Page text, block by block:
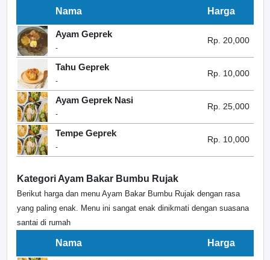
Nama Harga
Ayam Geprek
-
Rp. 20,000
Tahu Geprek
-
Rp. 10,000
Ayam Geprek Nasi
-
Rp. 25,000
Tempe Geprek
-
Rp. 10,000
Kategori Ayam Bakar Bumbu Rujak
Berikut harga dan menu Ayam Bakar Bumbu Rujak dengan rasa
yang paling enak. Menu ini sangat enak dinikmati dengan suasana
santai di rumah
Nama Harga